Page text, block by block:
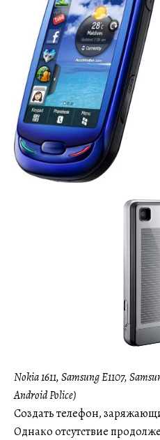
Nokia 1611, Samsung E1107,
Android Police)
Создать телефон,
Однако отсутствие